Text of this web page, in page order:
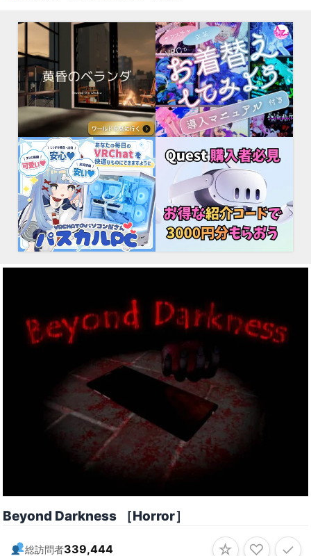
Beyond Darkness ［Horror］
総訪問者339,444 ☆ ♡ ✓